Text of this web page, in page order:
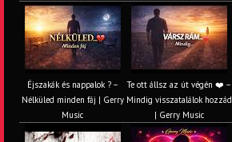
Éjszakák és nappalok ? –
Nélküled minden fáj | Gerry
Music
Te ott állsz az út végén ❤️ –
Mindig visszatalálok hozzád
| Gerry Music